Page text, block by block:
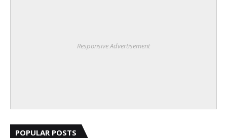
Responsive Advertisement
POPULAR POSTS